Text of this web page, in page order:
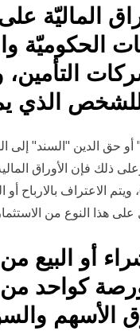
الماليّة
الحكوميّة
الذي
حق الدين "السند" إلى
ذلك فإن الأوراق
الاعتراف بالارباح
على هذا النوع من
أو البيع
كواحد